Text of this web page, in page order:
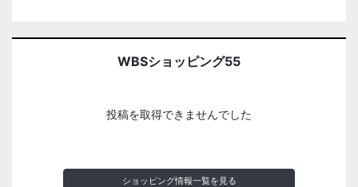
WBSショッピング55
投稿を取得できませんでした
ショッピング情報一覧を見る